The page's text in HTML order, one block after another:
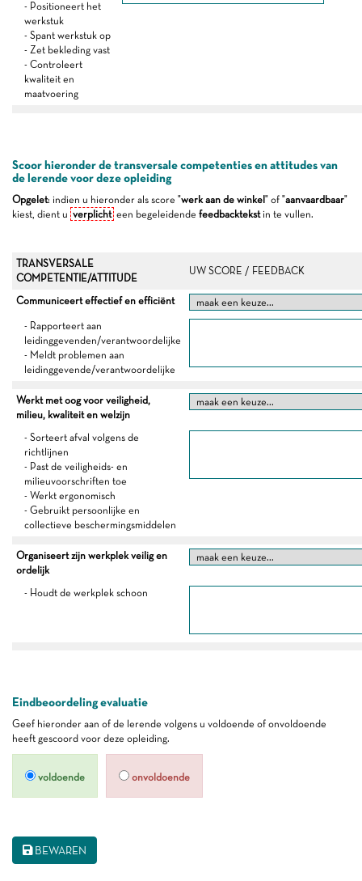
- Positioneert het
werkstuk
- Spant werkstuk op
- Zet bekleding vast
- Controleert
kwaliteit en
maatvoering
Scoor hieronder de transversale competenties en attitudes van
de lerende voor deze opleiding
Opgelet: indien u hieronder als score "werk aan de winkel " of "aanvaardbaar"
kiest, dient u verplicht een begeleidende feedbacktekstin te vullen.
TRANSVERSALE
COMPETENTIE/ATTITUDE
UW SCORE / FEEDBACK
Communiceert effectief en efficiënt
- Rapporteert aan
leidinggevenden/verantwoordelijke
- Meldt problemen aan
leidinggevende/verantwoordelijke
Werkt met oog voor veiligheid,
milieu, kwaliteit en welzijn
- Sorteert afval volgens de
richtlijnen
- Past de veiligheids- en
milieuvoorschriften toe
- Werkt ergonomisch
- Gebruikt persoonlijke en
collectieve beschermingsmiddelen
Organiseert zijn werkplek veilig en
ordelijk
- Houdt de werkplek schoon
Eindbeoordeling evaluatie
Geef hieronder aan of de lerende volgens u voldoende of onvoldoende
heeft gescoord voor deze opleiding.
voldoende onvoldoende
BEWAREN